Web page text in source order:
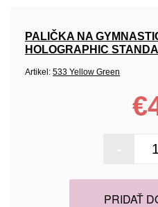
PALIČKA NA
HOLOGRAPHIC
Artikel: 533 Yellow Green
PRIDAŤ